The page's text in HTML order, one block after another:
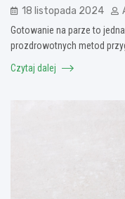
18 listopada 2024
Gotowanie na parze to
prozdrowotnych metod
Czytaj dalej